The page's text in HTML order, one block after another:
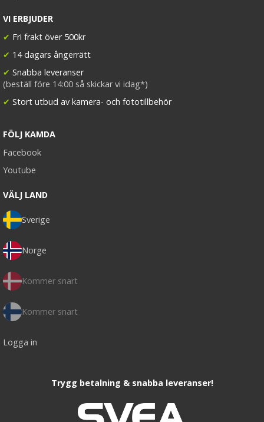
VI ERBJUDER
✔ Fri frakt över 500kr
✔ 14 dagars ångerrätt
✔ Snabba leveranser
(beställ före 14:00 så skickar vi idag*)
✔ Stort utbud av kamera- och fototillbehör
FÖLJ KAMDA
Facebook
Youtube
VÄLJ LAND
Sverige
Norge
Kommer snart
Kommer snart
Logga in
Trygg betalning & snabba leveranser!